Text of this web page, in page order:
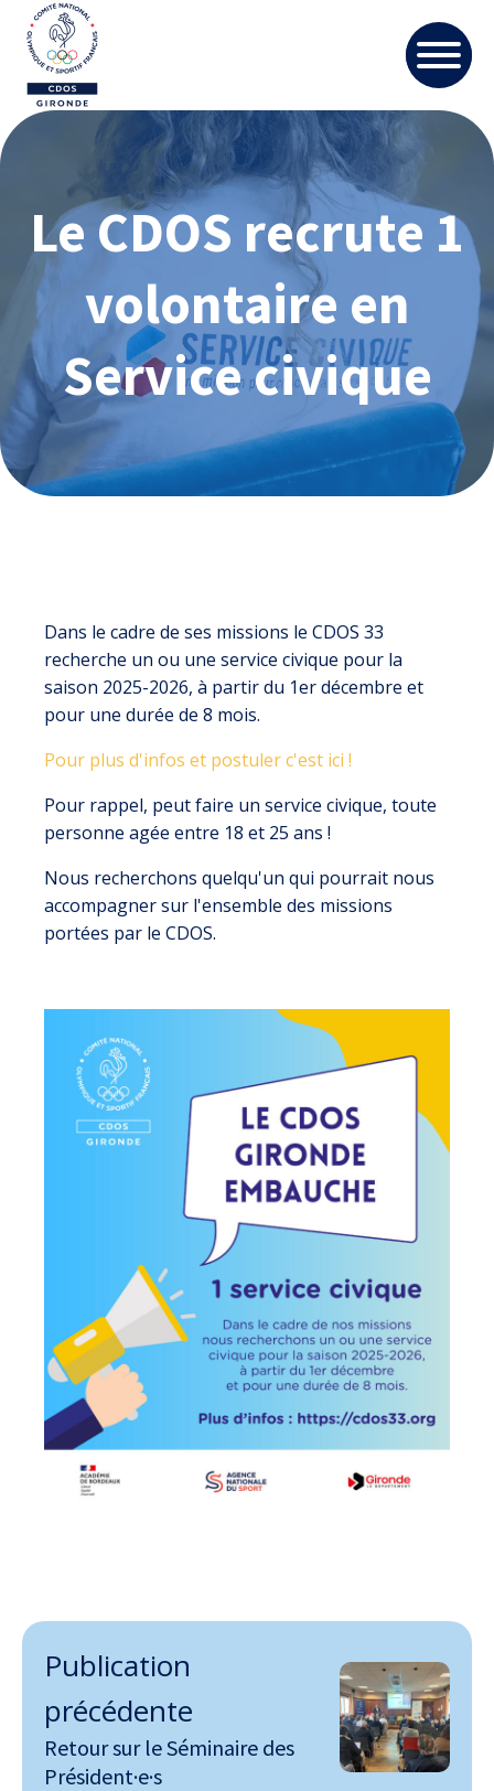
Le CDOS recrute 1
volontaire en
Service civique
Dans le cadre de ses missions le CDOS 33
recherche un ou une service civique pour la
saison 2025-2026, à partir du 1er décembre et
pour une durée de 8 mois.
Pour plus d'infos et postuler c'est ici !
Pour rappel, peut faire un service civique, toute
personne agée entre 18 et 25 ans !
Nous recherchons quelqu'un qui pourrait nous
accompagner sur l'ensemble des missions
portées par le CDOS.
Publication
précédente
Retour sur le Séminaire des
Président·e·s